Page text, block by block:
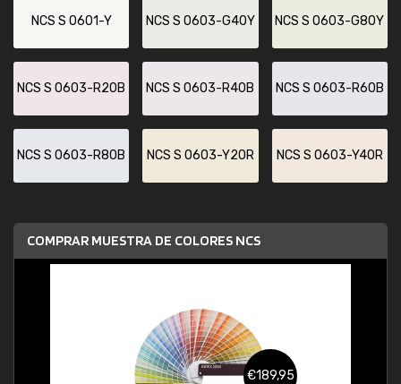
NCS S 0601-Y NCS S 0603-G40Y NCS S 0603-G80Y
NCS S 0603-R20B NCS S 0603-R40B NCS S 0603-R60B
NCS S 0603-R80B NCS S 0603-Y20R NCS S 0603-Y40R
COMPRAR MUESTRA DE COLORES NCS
€189,95